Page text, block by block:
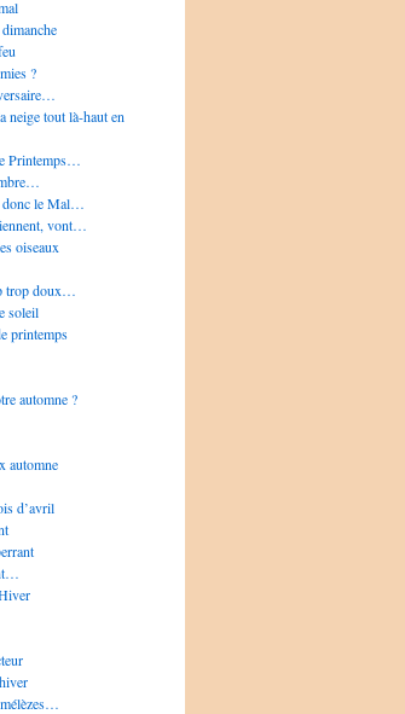
?
neige tout là-haut en
Printemps…
donc le Mal…
vont…
oiseaux
trop doux…
soleil
printemps
automne ?
automne
d’avril